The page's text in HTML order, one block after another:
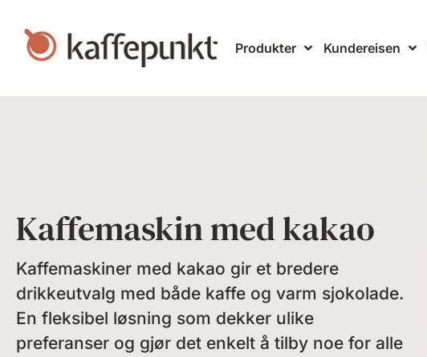
Produkter Kundereisen
Kaffemaskin med kakao
Kaffemaskiner med kakao gir et bredere
drikkeutvalg med både kaffe og varm sjokolade.
En fleksibel løsning som dekker ulike
preferanser og gjør det enkelt å tilby noe for alle